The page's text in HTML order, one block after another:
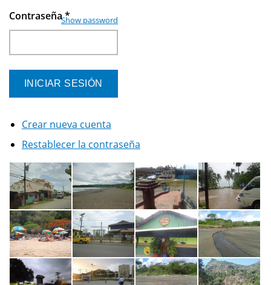
Contraseña*
Show password
Crear nueva cuenta
Restablecer la contraseña